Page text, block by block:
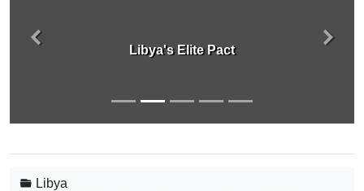
Libya's Elite Pact
Précédent
Libya